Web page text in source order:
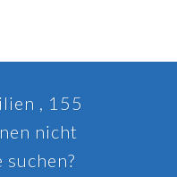
, 155
nicht
suchen?